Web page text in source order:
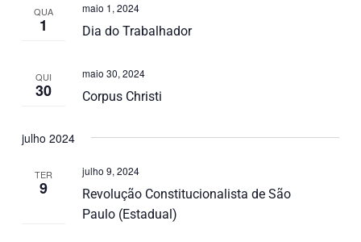
QUA
1 Dia do Trabalhador
maio 1, 2024
QUI
30 Corpus Christi
maio 30, 2024
julho 2024
TER
9
Revolução Constitucionalista de São
Paulo (Estadual)
julho 9, 2024